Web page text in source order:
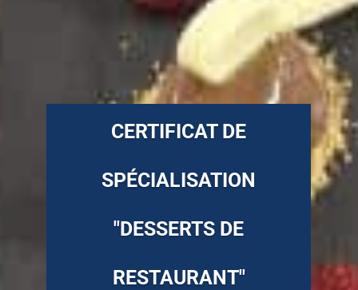
CERTIFICAT DE
SPÉCIALISATION
"DESSERTS DE
RESTAURANT"